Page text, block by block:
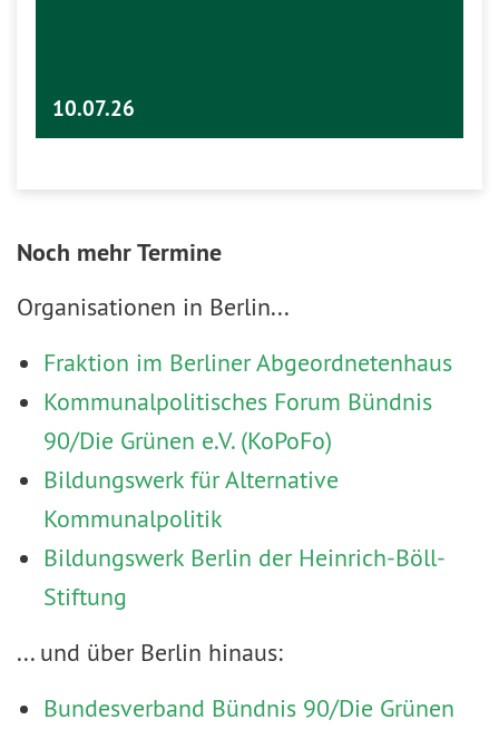
10.07.26
Noch mehr Termine
Organisationen in Berlin...
Fraktion im Berliner Abgeordnetenhaus
Kommunalpolitisches Forum Bündnis
90/Die Grünen e.V. (KoPoFo)
Bildungswerk für Alternative
Kommunalpolitik
Bildungswerk Berlin der Heinrich-Böll-
Stiftung
... und über Berlin hinaus:
Bundesverband Bündnis 90/Die Grünen